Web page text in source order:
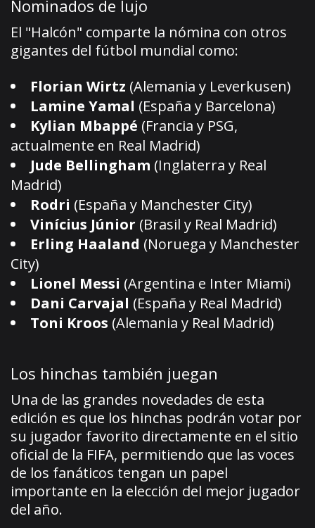
Nominados de lujo
El "Halcón" comparte la nómina con otros
gigantes del fútbol mundial como:
Florian Wirtz (Alemania y Leverkusen)
Lamine Yamal (España y Barcelona)
Kylian Mbappé (Francia y PSG,
actualmente en Real Madrid)
Jude Bellingham (Inglaterra y Real
Madrid)
Rodri (España y Manchester City)
Vinícius Júnior (Brasil y Real Madrid)
Erling Haaland (Noruega y Manchester
City)
Lionel Messi (Argentina e Inter Miami)
Dani Carvajal (España y Real Madrid)
Toni Kroos (Alemania y Real Madrid)
Los hinchas también juegan
Una de las grandes novedades de esta
edición es que los hinchas podrán votar por
su jugador favorito directamente en el sitio
oficial de la FIFA, permitiendo que las voces
de los fanáticos tengan un papel
importante en la elección del mejor jugador
del año.